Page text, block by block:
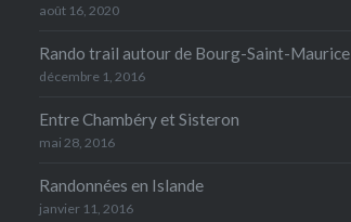
août 16, 2020
Rando trail autour de Bourg-Saint-Maurice
décembre 1, 2016
Entre Chambéry et Sisteron
mai 28, 2016
Randonnées en Islande
janvier 11, 2016